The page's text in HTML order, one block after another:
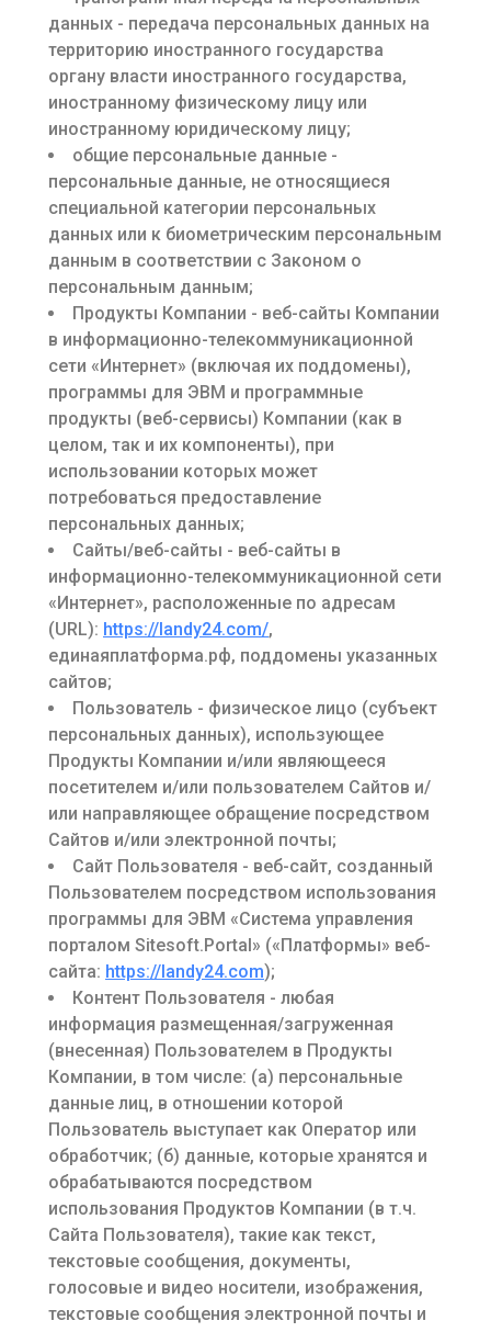
данных - передача персональных данных на
территорию иностранного государства
органу власти иностранного государства,
иностранному физическому лицу или
иностранному юридическому лицу;
общие персональные данные -
персональные данные, не относящиеся
специальной категории персональных
данных или к биометрическим персональным
данным в соответствии с Законом о
персональным данным;
Продукты Компании - веб-сайты Компании
в информационно-телекоммуникационной
сети «Интернет» (включая их поддомены),
программы для ЭВМ и программные
продукты (веб-сервисы) Компании (как в
целом, так и их компоненты), при
использовании которых может
потребоваться предоставление
персональных данных;
Сайты/веб-сайты - веб-сайты в
информационно-телекоммуникационной сети
«Интернет», расположенные по адресам
(URL): https://landy24.com/,
единаяплатформа.рф, поддомены указанных
сайтов;
Пользователь - физическое лицо (субъект
персональных данных), использующее
Продукты Компании и/или являющееся
посетителем и/или пользователем Сайтов и/
или направляющее обращение посредством
Сайтов и/или электронной почты;
Сайт Пользователя - веб-сайт, созданный
Пользователем посредством использования
программы для ЭВМ «Система управления
порталом Sitesoft.Portal» («Платформы» веб-
сайта: https://landy24.com);
Контент Пользователя - любая
информация размещенная/загруженная
(внесенная) Пользователем в Продукты
Компании, в том числе: (а) персональные
данные лиц, в отношении которой
Пользователь выступает как Оператор или
обработчик; (б) данные, которые хранятся и
обрабатываются посредством
использования Продуктов Компании (в т.ч.
Сайта Пользователя), такие как текст,
текстовые сообщения, документы,
голосовые и видео носители, изображения,
текстовые сообщения электронной почты и